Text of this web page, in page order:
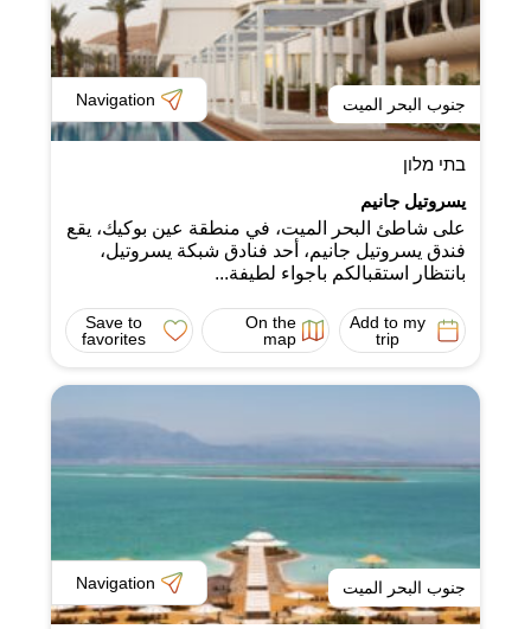
جنوب البحر الميت Navigation
בתי מלון
يسروتيل جانيم
على شاطئ البحر الميت، في منطقة عين بوكيك، يقع
فندق يسروتيل جانيم، أحد فنادق شبكة يسروتيل،
بانتظار استقبالكم باجواء لطيفة...
Add to my
trip
On the
map
Save to
favorites
جنوب البحر الميت Navigation